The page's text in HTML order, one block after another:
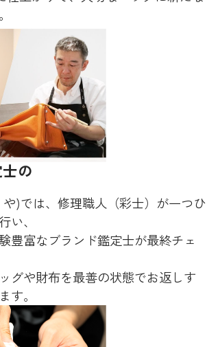
の
)では、修理職人（彩士）が一つひ
い、
豊富なブランド鑑定士が最終チェ
グや財布を最善の状態でお返しす
す。